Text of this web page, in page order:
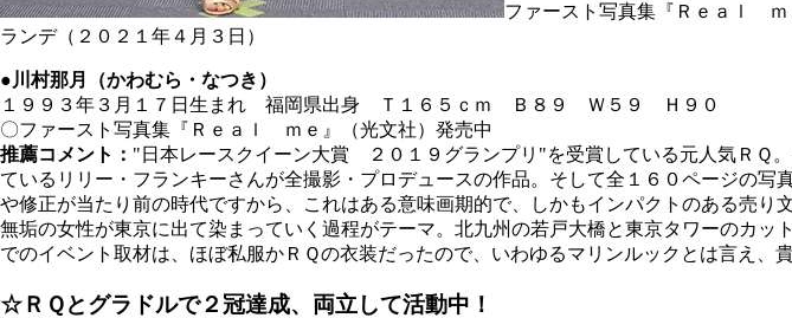
ファースト写真集『Ｒｅａｌ ｍ
ランデ（２０２１年４月３日）
●川村那月（かわむら・なつき）
１９９３年３月１７日生まれ 福岡県出身 Ｔ１６５ｃｍ Ｂ８９ Ｗ５９ Ｈ９０
〇ファースト写真集『Ｒｅａｌ ｍｅ』（光文社）発売中
推薦コメント： "日本レースクイーン大賞 ２０１９グランプリ"を受賞している元人気ＲＱ
ているリリー・フランキーさんが全撮影・プロデュースの作品。そして全１６０ページの
や修正が当たり前の時代ですから、これはある意味画期的で、しかもインパクトのある売
無垢の女性が東京に出て染まっていく過程がテーマ。北九州の若戸大橋と東京タワーのカ
でのイベント取材は、ほぼ私服かＲＱの衣装だったので、いわゆるマリンルックとは言え、貴
☆ＲＱとグラドルで２冠達成、両立して活動中！